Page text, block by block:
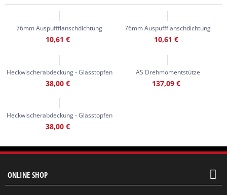
76mm Auspuffflanschdichtung
10,61 €
76mm Auspuffflanschdichtung
10,61 €
Heckwischerabdeckung - Glasstopfen
38,00 €
AS Drehmomentstütze
137,09 €
Heckwischerabdeckung - Glasstopfen
38,00 €
ONLINE SHOP